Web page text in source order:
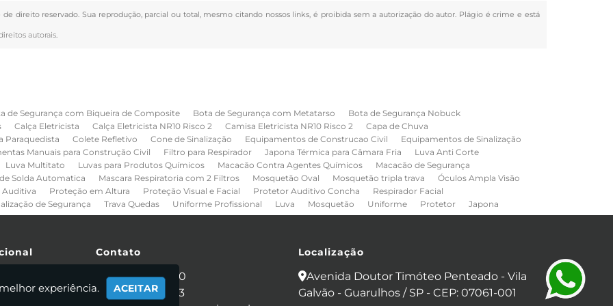
de direito reservado. Sua reprodução, parcial ou total, mesmo citando nossos links, é proibida sem a autorização do autor. Plágio é crime e está
autorais.
de Segurança com Biqueira de Composite Bota de Segurança com Metatarso
Bota de Segurança Nobuck
Calça Eletricista Calça Eletricista NR10 Risco 2 Camisa Eletricista NR10 Risco 2
Capa de Chuva
Paraquedista Colete Refletivo Cone de Sinalização Equipamentos de Construcao Civil
Equipamentos de Sinalização
Manuais para Construção Civil Filtro para Respirador Japona Térmica para Câmara Fria
Luva Anti Corte
Luva Multitato Luvas para Produtos Químicos Macacão Contra Agentes Químicos
Macacão de Segurança
Solda Automatica Mascara Respiratoria com 2 Filtros Mosquetão Oval Mosquetão tripla trava
Óculos Ampla Visão
Auditiva Proteção em Altura Proteção Visual e Facial Protetor Auditivo Concha
Respirador Facial
de Segurança Trava Quedas Uniforme Profissional Luva Mosquetão Uniforme Protetor Japona
Somos
Contato
(11) 2086-4440
(11) 95281-0053
Localização
Avenida Doutor Timóteo Penteado - Vila
Galvão - Guarulhos / SP - CEP: 07061-001
experiência. ACEITAR